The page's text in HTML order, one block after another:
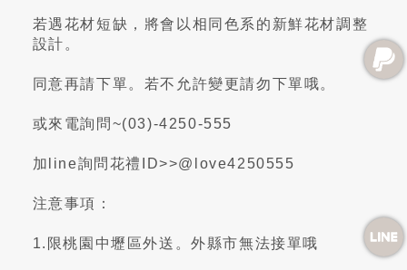
若遇花材短缺，將會以相同色系的新鮮花材調整
設計。
同意再請下單。若不允許變更請勿下單哦。
或來電詢問~(03)-4250-555
加line詢問花禮ID>>@love4250555
注意事項：
1.限桃園中壢區外送。外縣市無法接單哦